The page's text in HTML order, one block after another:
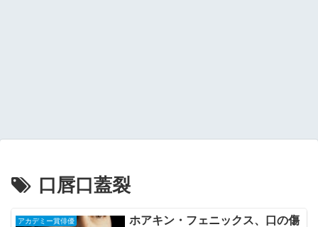
口唇口蓋裂
アカデミー賞俳優
ホアキン・フェニックス、口の傷